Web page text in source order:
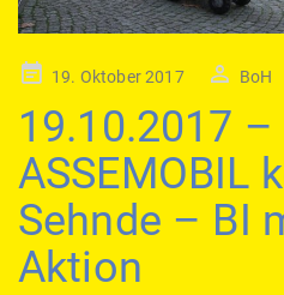
Posted19. Oktober 2017 BoH
19.10.2017 –
ASSEMOBIL
Sehnde – BI
Aktion